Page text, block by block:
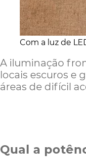
Com a luz de
A iluminação
locais escuros e
áreas de difícil
Qual a